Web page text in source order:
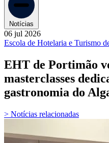
Notícias
06 jul 2026
Escola de Hotelaria e Turismo
EHT de Portimão
masterclasses
gastronomia do
> Notícias relacionadas